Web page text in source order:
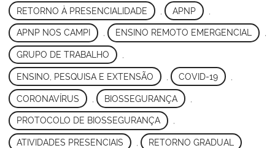
RETORNO À PRESENCIALIDADE APNP
APNP NOS CAMPI , ENSINO REMOTO EMERGENCIAL ,
GRUPO DE TRABALHO
ENSINO, PESQUISA E EXTENSÃO COVID-19
CORONAVÍRUS BIOSSEGURANÇA
PROTOCOLO DE BIOSSEGURANÇA ,
ATIVIDADES PRESENCIAIS RETORNO GRADUAL